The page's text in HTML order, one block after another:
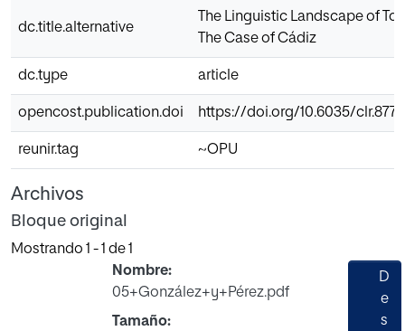
dc.title.alternative
The Linguistic Landscape of
The Case of Cádiz
dc.type article
opencost.publication.doi https://doi.org/10.6035/clr.8772
reunir.tag ~OPU
Archivos
Bloque original
Mostrando 1 - 1 de 1
Nombre:
05+González+y+Pérez.pdf
Tamaño:
D
e
s